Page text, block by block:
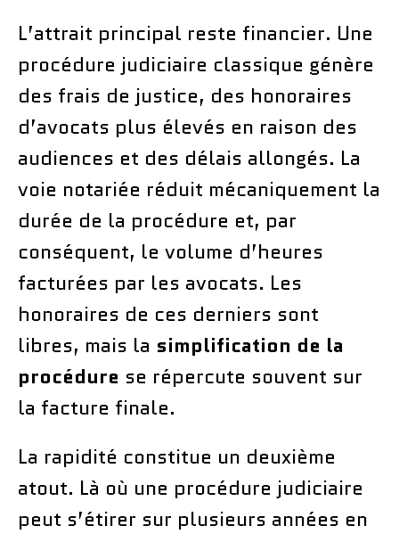
L’attrait principal reste financier. Une
procédure judiciaire classique génère
des frais de justice, des honoraires
d’avocats plus élevés en raison des
audiences et des délais allongés. La
voie notariée réduit mécaniquement la
durée de la procédure et, par
conséquent, le volume d’heures
facturées par les avocats. Les
honoraires de ces derniers sont
libres, mais la simplification de la
procédure se répercute souvent sur
la facture finale.
La rapidité constitue un deuxième
atout. Là où une procédure judiciaire
peut s’étirer sur plusieurs années en